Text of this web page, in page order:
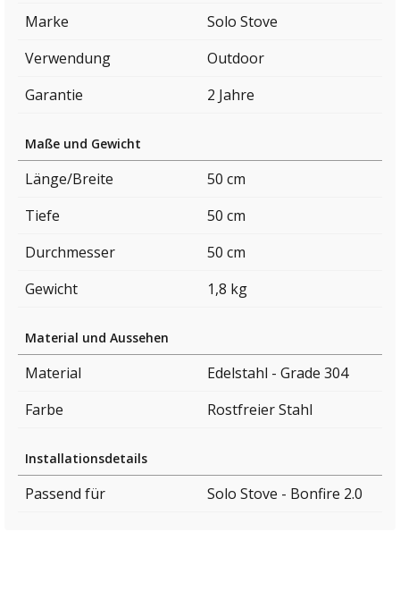
Marke
Solo Stove
Verwendung
Outdoor
Garantie
2 Jahre
Maße und Gewicht
Länge/Breite
50 cm
Tiefe
50 cm
Durchmesser
50 cm
Gewicht
1,8 kg
Material und Aussehen
Material
Edelstahl - Grade 304
Farbe
Rostfreier Stahl
Installationsdetails
Passend für Solo Stove - Bonfire 2.0